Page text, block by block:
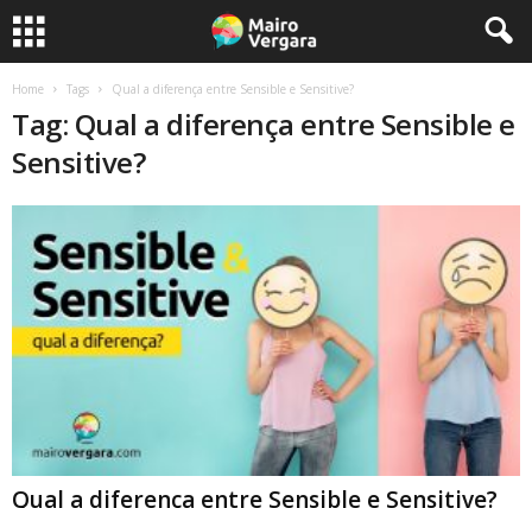
Home Tags Qual a diferença entre Sensible e Sensitive?
Tag: Qual a diferença entre Sensible e
Sensitive?
Qual a diferença entre Sensible e Sensitive?